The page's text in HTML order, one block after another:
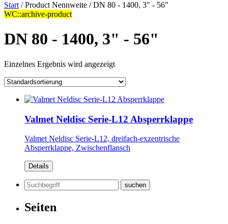
Start / Product Nennweite / DN 80 - 1400, 3" - 56"
WC::archive-product
DN 80 - 1400, 3" - 56"
Einzelnes Ergebnis wird angezeigt
Valmet Neldisc Serie-L12 Absperrklappe
Valmet Neldisc Serie-L12, dreifach-exzentrische
Absperrklappe, Zwischenflansch
Details
Suchen
nach:
Seiten